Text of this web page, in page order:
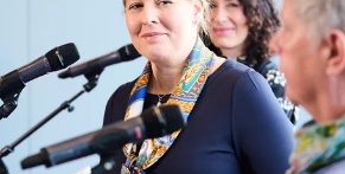
nord
wahrheit
verlag